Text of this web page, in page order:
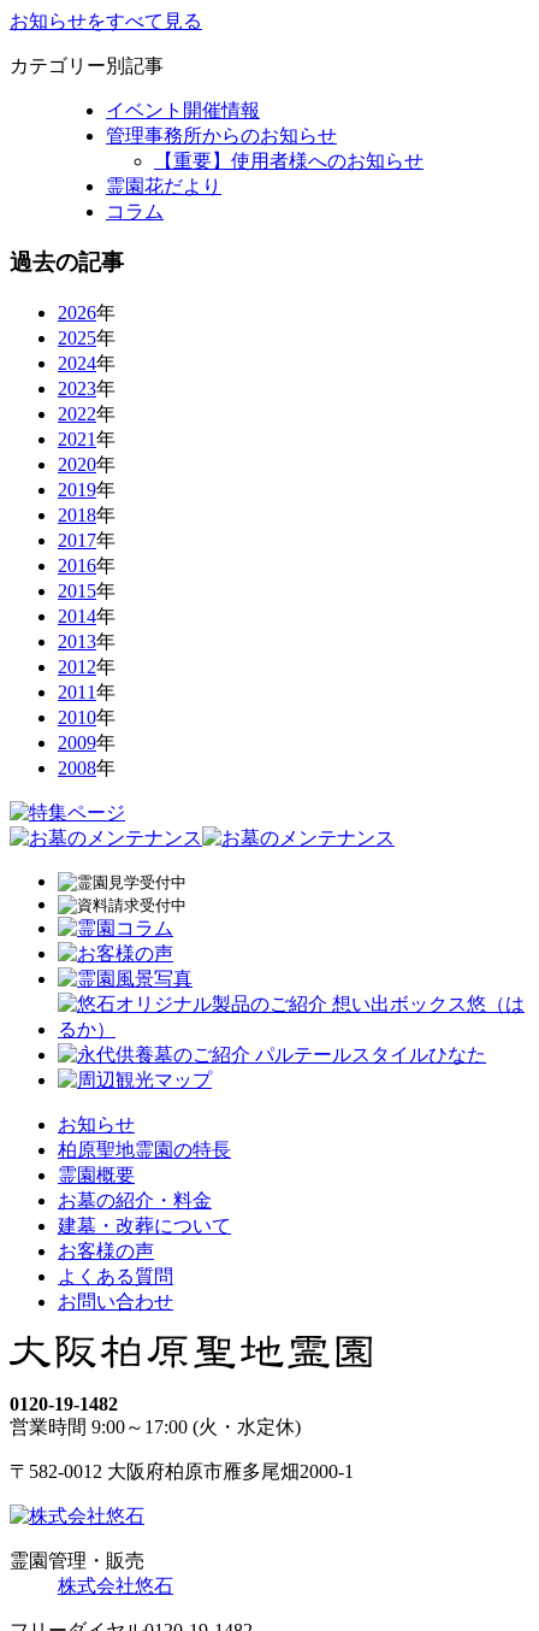
お知らせをすべて見る
カテゴリー別記事
イベント開催情報
管理事務所からのお知らせ
【重要】使用者様へのお知らせ
霊園花だより
コラム
過去の記事
2026年
2025年
2024年
2023年
2022年
2021年
2020年
2019年
2018年
2017年
2016年
2015年
2014年
2013年
2012年
2011年
2010年
2009年
2008年
お知らせ
柏原聖地霊園の特長
霊園概要
お墓の紹介・料金
建墓・改葬について
お客様の声
よくある質問
お問い合わせ
0120-19-1482
営業時間 9:00～17:00 (火・水定休)
〒582-0012 大阪府柏原市雁多尾畑2000-1
霊園管理・販売
株式会社悠石